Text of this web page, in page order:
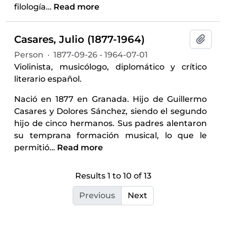
filología… Read more
Casares, Julio (1877-1964)
Person · 1877-09-26 - 1964-07-01
Violinista, musicólogo, diplomático y crítico
literario español.
Nació en 1877 en Granada. Hijo de Guillermo
Casares y Dolores Sánchez, siendo el segundo
hijo de cinco hermanos. Sus padres alentaron
su temprana formación musical, lo que le
permitió… Read more
Results 1 to 10 of 13
Previous Next